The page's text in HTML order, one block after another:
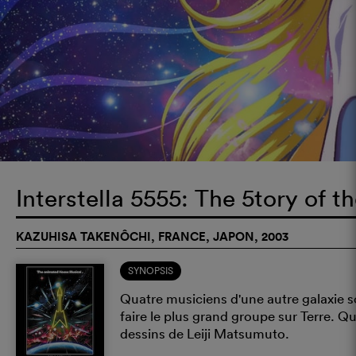
Interstella 5555: The 5tory of
KAZUHISA TAKENÔCHI, FRANCE, JAPON, 2003
SYNOPSIS
Quatre musiciens d'une autre galaxie
faire le plus grand groupe sur Terre.
dessins de Leiji Matsumuto.